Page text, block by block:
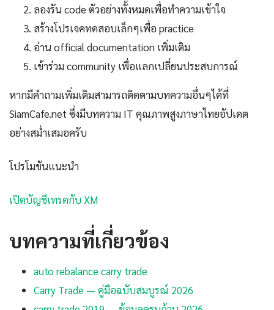
ลองรัน code ตัวอย่างทั้งหมดเพื่อทำความเข้าใจ
สร้างโปรเจคทดสอบเล็กๆเพื่อ practice
อ่าน official documentation เพิ่มเติม
เข้าร่วม community เพื่อแลกเปลี่ยนประสบการณ์
หากมีคำถามเพิ่มเติมสามารถติดตามบทความอื่นๆได้ที่
SiamCafe.net ซึ่งมีบทความ IT คุณภาพสูงภาษาไทยอัปเดต
อย่างสม่ำเสมอครับ
โปรโมชันแนะนำ
เปิดบัญชีเทรดกับ XM
บทความที่เกี่ยวข้อง
auto rebalance carry trade
Carry Trade — คู่มือฉบับสมบูรณ์ 2026